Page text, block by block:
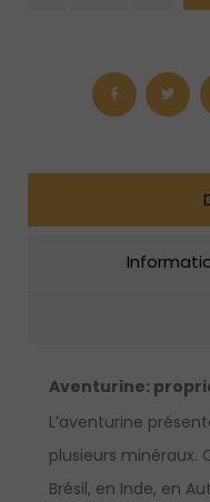
Aventurine:
L’aventurine
plusieurs minéraux.
Brésil, en Inde, en